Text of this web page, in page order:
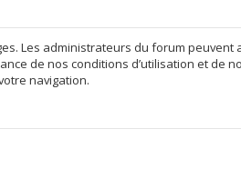
Les administrateurs du forum peuvent
de nos conditions d’utilisation et de
navigation.